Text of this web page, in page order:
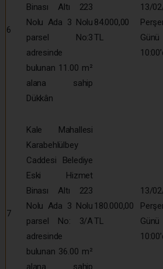
6
Binası Altı 223
Nolu Ada 3 Nolu
parsel No:3
adresinde
bulunan 11.00 m²
alana sahip
Dükkân
84.000,00
TL
13/
7
Kale Mahallesi
Karabehlülbey
Caddesi Belediye
Eski Hizmet
Binası Altı 223
Nolu Ada 3 Nolu
parsel No: 3/A
adresinde
bulunan 36.00 m²
alana sahip
180.000,00
TL
13/